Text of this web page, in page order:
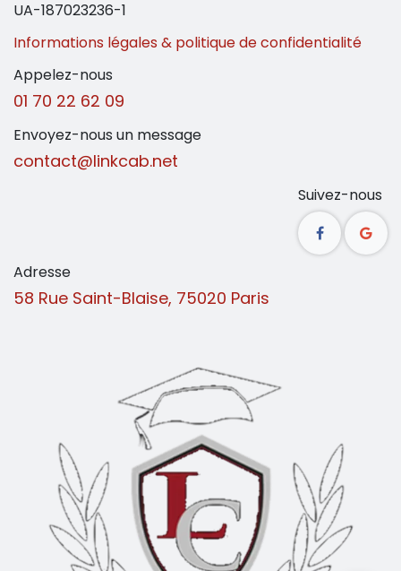
UA-187023236-1
Informations légales & politique de confidentialité
Appelez-nous
01 70 22 62 09
Envoyez-nous un message
contact@linkcab.net
Suivez-nous
Adresse
58 Rue Saint-Blaise, 75020 Paris